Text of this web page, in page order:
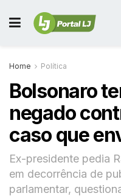
Home Política
Bolsonaro
negado
caso que
Ex-presidente pedia
em decorrência de
parlamentar,